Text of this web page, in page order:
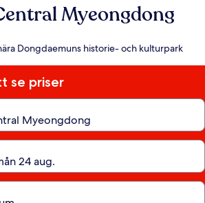
Myeongdong
Dongdaemuns historie- och kulturpark
se priser